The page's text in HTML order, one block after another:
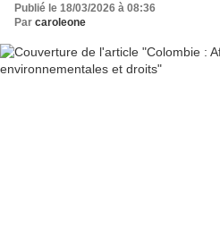
Publié le 18/03/2026 à 08:36
Par caroleone